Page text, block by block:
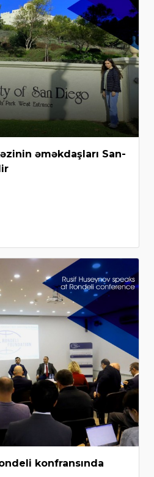
əməkdaşları San-
konfransında